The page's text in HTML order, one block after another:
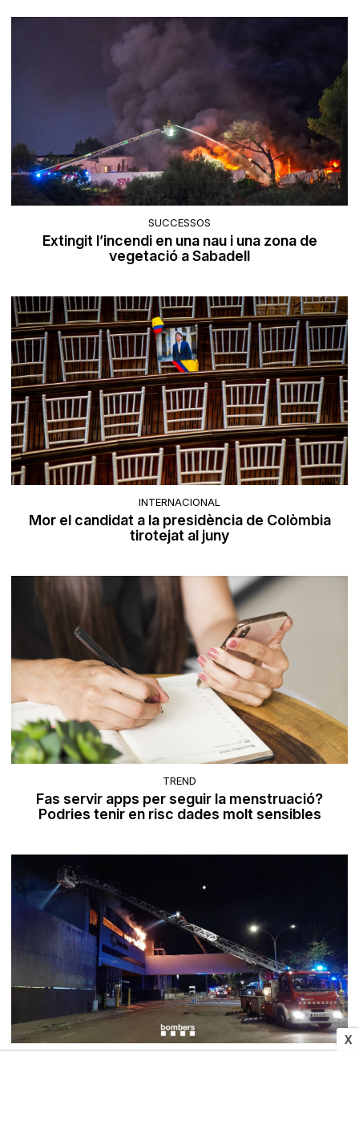
X
SUCCESSOS
Extingit l’incendi en una nau i una zona de
vegetació a Sabadell
INTERNACIONAL
Mor el candidat a la presidència de Colòmbia
tirotejat al juny
TREND
Fas servir apps per seguir la menstruació?
Podries tenir en risc dades molt sensibles